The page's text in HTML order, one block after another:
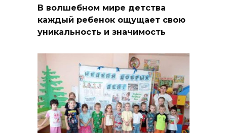
В волшебном мире детства
каждый ребенок ощущает свою
уникальность и значимость